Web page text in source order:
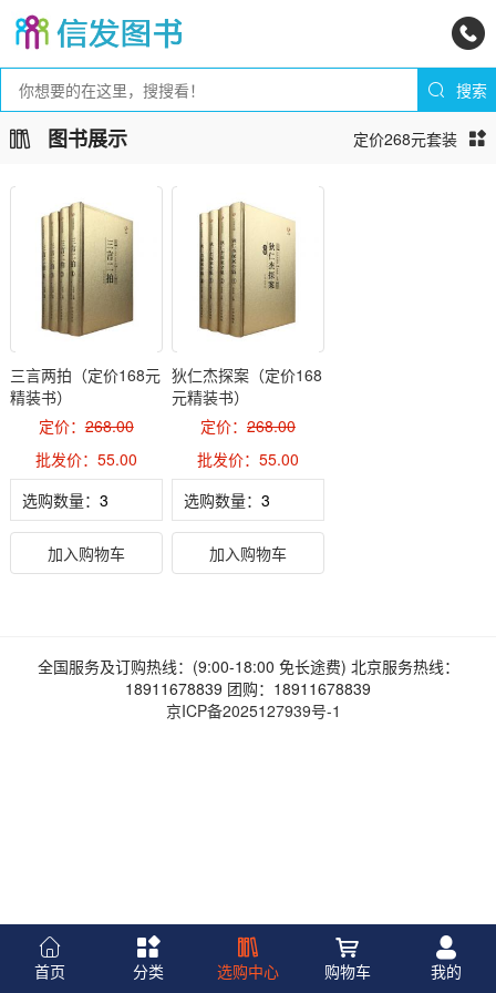
图书展示 定价268元套装
三言两拍（定价168元
精装书）
定价：268.00
批发价：55.00
选购数量：
加入购物车
狄仁杰探案（定价168
元精装书）
定价： 268.00
批发价：55.00
选购数量：
加入购物车
全国服务及订购热线：(9:00-18:00 免长途费) 北京服务热线：
18911678839 团购：18911678839
京ICP备2025127939号-1
首页 分类 选购中心 购物车 我的